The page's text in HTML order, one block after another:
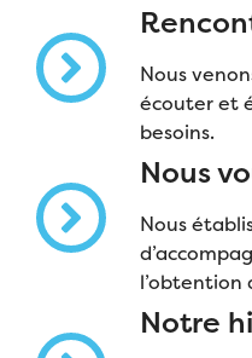
Nous
écouter et
besoins.
Nous
Nous
l’obtention
Notre